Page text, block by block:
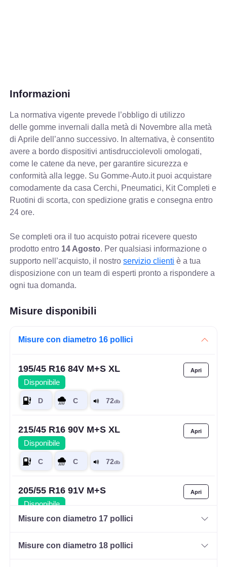
Informazioni
La normativa vigente prevede l’obbligo di utilizzo
delle gomme invernali dalla metà di Novembre alla metà
di Aprile dell’anno successivo. In alternativa, è consentito
avere a bordo dispositivi antisdrucciolevoli omologati,
come le catene da neve, per garantire sicurezza e
conformità alla legge. Su Gomme-Auto.it puoi acquistare
comodamente da casa Cerchi, Pneumatici, Kit Completi e
Ruotini di scorta, con spedizione gratis e consegna entro
24 ore.
Se completi ora il tuo acquisto potrai ricevere questo
prodotto entro 14 Agosto. Per qualsiasi informazione o
supporto nell’acquisto, il nostroservizio clienti è a tua
disposizione con un team di esperti pronto a rispondere a
ogni tua domanda.
Misure disponibili
Misure con diametro 16 pollici
195/45 R16 84V M+S XL
Disponibile
215/45 R16 90V M+S XL
Disponibile
205/55 R16 91V M+S
Disponibile
205/60 R16 92H M+S
Misure con diametro 17 pollici
Misure con diametro 18 pollici